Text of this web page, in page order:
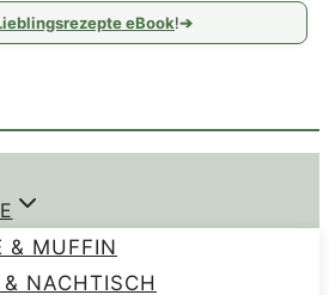
eBook!➔
& MUFFIN
& NACHTISCH